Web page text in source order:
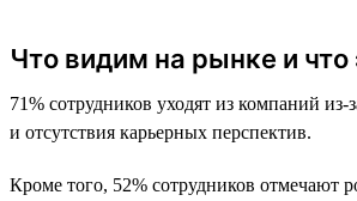
Что видим на рынке и что
71% сотрудников уходят из компаний
и отсутствия карьерных перспектив.
Кроме того, 52% сотрудников отмечают